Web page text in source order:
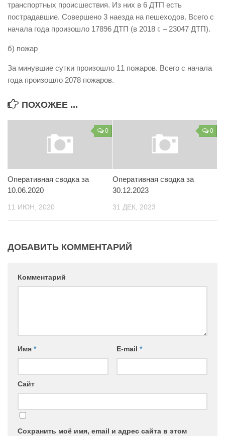
Уголок гражданской обороны
Пресс-центр
Наша работа
Обращения
транспортных происшествия. Из них в 6 ДТП есть
пострадавшие. Совершено 3 наезда на пешеходов. Всего с
начала года произошло 17896 ДТП (в 2018 г. – 23047 ДТП).
б) пожар
За минувшие сутки произошло 11 пожаров. Всего с начала
года произошло 2078 пожаров.
ПОХОЖЕЕ ...
0
Оперативная сводка за
10.06.2020
11 ИЮН, 2020
0
Оперативная сводка за
30.12.2023
31 ДЕК, 2023
ДОБАВИТЬ КОММЕНТАРИЙ
Комментарий
Имя * E-mail *
Сайт
Сохранить моё имя, email и адрес сайта в этом